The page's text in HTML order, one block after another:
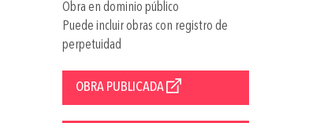
Obra en dominio público
Puede incluir obras con registro de
perpetuidad
OBRA PUBLICADA